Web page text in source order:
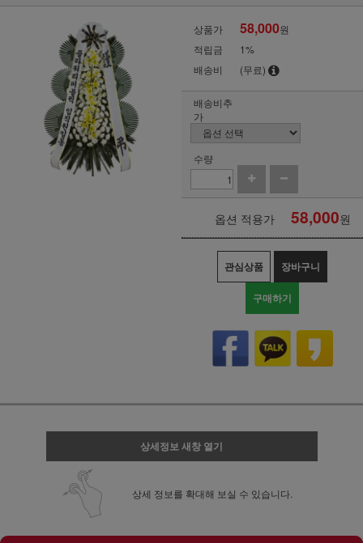
상품가 58,000원
적립금
1%
배송비
(무료)
배송비추
가
수량
옵션 적용가 58,000원
관심상품 장바구니
구매하기
상세정보 새창 열기
상세 정보를 확대해 보실 수 있습니다.